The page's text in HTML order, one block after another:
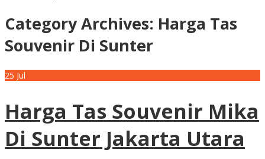
Category Archives: Harga Tas
Souvenir Di Sunter
25 Jul
Harga Tas Souvenir Mika
Di Sunter Jakarta Utara